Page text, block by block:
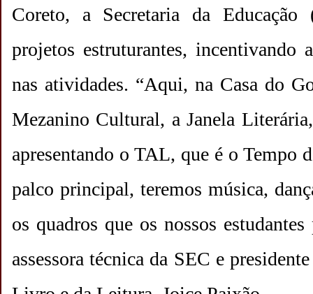
Coreto, a Secretaria da Educação
projetos estruturantes, incentivando
nas atividades. “Aqui, na Casa do
Mezanino Cultural, a Janela
apresentando o TAL, que é o Tempo
palco principal, teremos música,
os quadros que os nossos
assessora técnica da SEC e